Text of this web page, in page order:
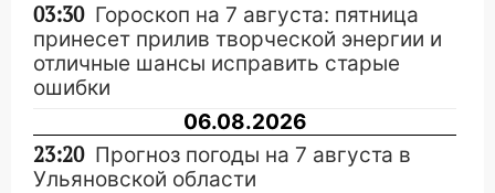
03:30 Гороскоп на 7 августа: пятница
принесет прилив творческой энергии и
отличные шансы исправить старые
ошибки
06.08.2026
23:20 Прогноз погоды на 7 августа в
Ульяновской области